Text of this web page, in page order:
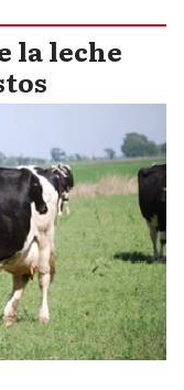
la leche